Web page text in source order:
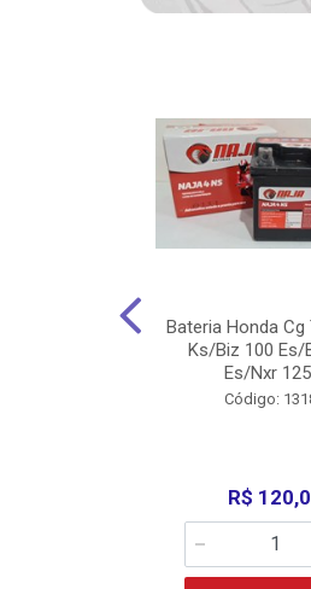
Bateria Honda Cg
Ks/Biz 100 Es/
Es/Nxr 125
Código:
R$